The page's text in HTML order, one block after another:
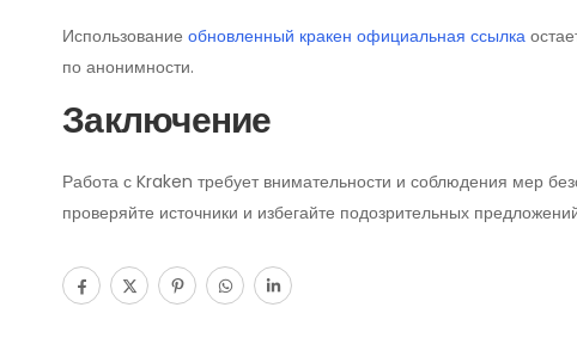
Использование обновленный кракен официальная ссылка
по анонимности.
Заключение
Работа с Kraken требует внимательности и соблюдения мер
проверяйте источники и избегайте подозрительных